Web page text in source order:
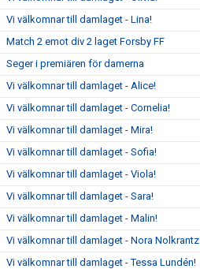
Vi välkomnar till damlaget - Lina!
Match 2 emot div 2 laget Forsby FF
Seger i premiären för damerna
Vi välkomnar till damlaget - Alice!
Vi välkomnar till damlaget - Cornelia!
Vi välkomnar till damlaget - Mira!
Vi välkomnar till damlaget - Sofia!
Vi välkomnar till damlaget - Viola!
Vi välkomnar till damlaget - Sara!
Vi välkomnar till damlaget - Malin!
Vi välkomnar till damlaget - Nora Nolkrantz
Vi välkomnar till damlaget - Tessa Lundén!